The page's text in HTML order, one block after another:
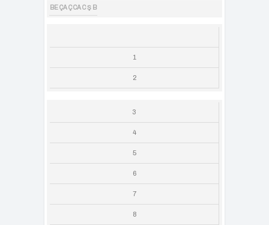
BE ÇA Ç CA C Ş B
1
2
3
4
5
6
7
8